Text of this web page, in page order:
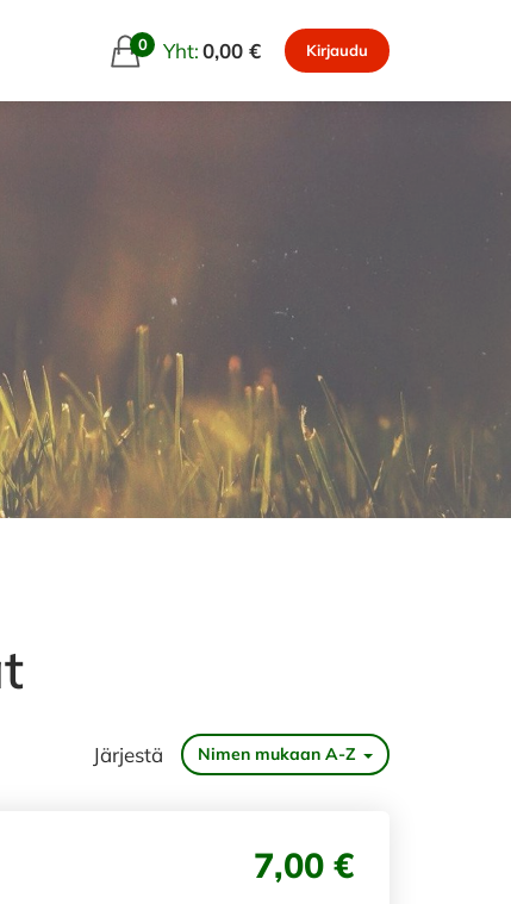
0 Yht:0,00 € Kirjaudu
Järjestä Nimen mukaan A-Z
7,00 €